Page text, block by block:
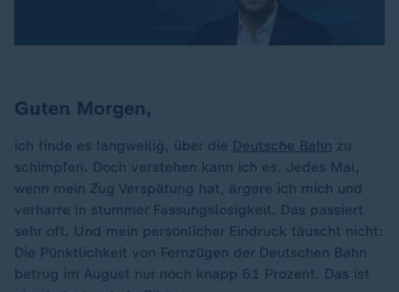
Guten Morgen,
ich finde es langweilig, über die Deutsche Bahn zu
schimpfen. Doch verstehen kann ich es. Jedes Mal,
wenn mein Zug Verspätung hat, ärgere ich mich und
verharre in stummer Fassungslosigkeit. Das passiert
sehr oft. Und mein persönlicher Eindruck täuscht nicht:
Die Pünktlichkeit von Fernzügen der Deutschen Bahn
betrug im August nur noch knapp 61 Prozent. Das ist